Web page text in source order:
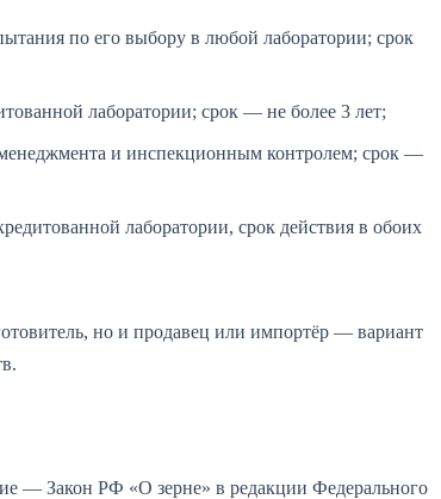
по его выбору в любой лаборатории; срок
лаборатории; срок — не более 3 лет;
и инспекционным контролем; срок —
лаборатории, срок действия в обоих
но и продавец или импортёр — вариант
— Закон РФ «О зерне» в редакции Федерального